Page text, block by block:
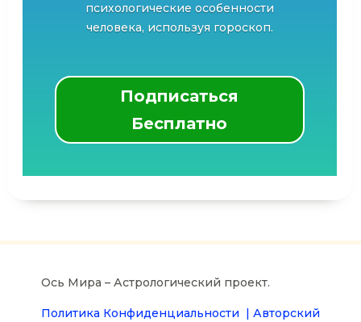
психологические особенности
человека, используя гороскоп.
Подписаться
Бесплатно
Ось Мира – Астрологический проект.
Политика Конфиденциальности | Авторский